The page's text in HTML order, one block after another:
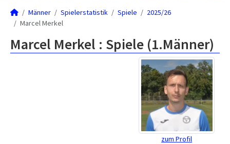
Männer Spielerstatistik Spiele
2025/26
Marcel Merkel
Marcel Merkel : Spiele (1.Männer)
zum Profil